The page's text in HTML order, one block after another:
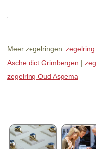
Meer zegelringen: zegelring
Asche dict Grimbergen |
zegelring Oud Asgema